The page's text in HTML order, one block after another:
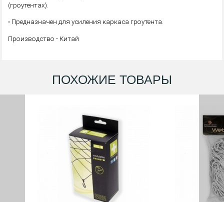
(гроутентах).
• Предназначен для усиления каркаса гроутента.
Производство - Китай
ПОХОЖИЕ ТОВАРЫ